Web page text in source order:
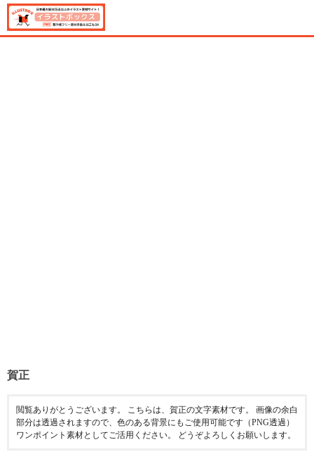
賀正
閲覧ありがとうございます。 こちらは、賀正の文字素材です。 画像の余白
部分は透過されますので、色のある背景にもご使用可能です（PNG透過）
ワンポイント素材としてご活用ください。 どうぞよろしくお願いします。